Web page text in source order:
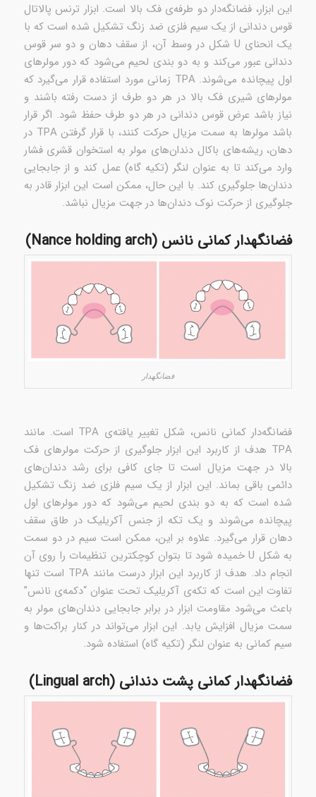
این ابزار، فضانگه‌دار دو طرفه‌ی فک بالا است. ابزار ترنس پالاتال
قوس دندانی از یک سیم فلزی ضد زنگ تشکیل شده است که با
یک انحنای U شکل در وسط آن، از سقف دهان و دو سر قوس
دندانی عبور می‌کند و به دو بندی لحیم می‌شود که دور مولرهای
اول پیچانده می‌شوند. TPA زمانی مورد استفاده قرار می‌گیرد که
مولرهای شیری فک بالا در هر دو طرف از دست رفته باشند و
نیاز باشد عرض قوس دندانی در هر دو طرف حفظ شود. اگر قرار
باشد مولرها به سمت مزیال حرکت کنند، با قرار گرفتن TPA در
دهان، ریشه‌های باکال دندان‌های مولر به استخوان قشری فشار
وارد می‌کند تا به عنوان لنگر (تکیه گاه) عمل کند و از جابجایی
دندان‌ها جلوگیری کند. با این حال، ممکن است این ابزار قادر به
جلوگیری از حرکت نوک دندان‌ها در جهت مزیال نباشد.
فضانگهدار کمانی نانس (Nance holding arch)
فضانگهدار
فضانگه‌دار کمانی نانس، شکل تغییر یافته‌ی TPA است. مانند
TPA هدف از کاربرد این ابزار جلوگیری از حرکت مولرهای فک
بالا در جهت مزیال است تا جای کافی برای رشد دندان‌های
دائمی باقی بماند. این ابزار از یک سیم فلزی ضد زنگ تشکیل
شده است که به دو بندی لحیم می‌شود که دور مولرهای اول
پیچانده می‌شوند و یک تکه از جنس آکریلیک در طاق سقف
دهان قرار می‌گیرد. علاوه بر این، ممکن است سیم در دو سمت
به شکل U خمیده شود تا بتوان کوچکترین تنظیمات را روی آن
انجام داد. هدف از کاربرد این ابزار درست مانند TPA است تنها
تفاوت این است که تکه‌ی آکریلیک تحت عنوان “دکمه‌ی نانس”
باعث می‌شود مقاومت ابزار در برابر جابجایی دندان‌های مولر به
سمت مزیال افزایش یابد. این ابزار می‌تواند در کنار براکت‌ها و
سیم کمانی به عنوان لنگر (تکیه گاه) استفاده شود.
فضانگهدار کمانی پشت دندانی (Lingual arch)